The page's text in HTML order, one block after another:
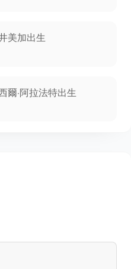
美加出生
爾·阿拉法特出生